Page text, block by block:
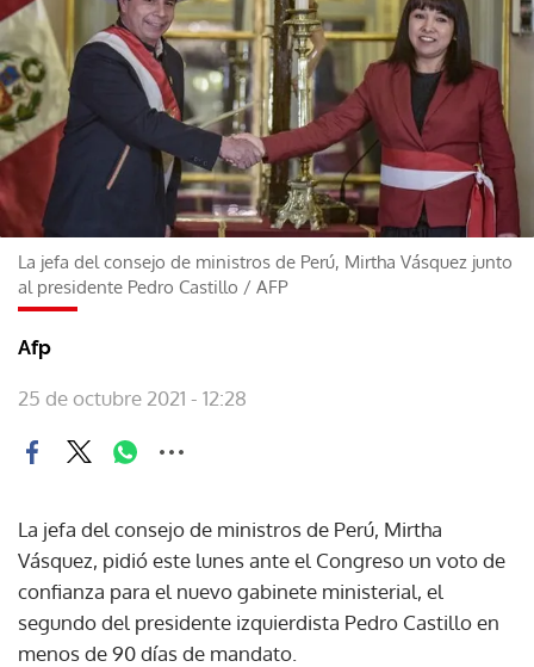
La jefa del consejo de ministros de Perú, Mirtha Vásquez junto
al presidente Pedro Castillo / AFP
Afp
25 de octubre 2021 - 12:28
La jefa del consejo de ministros de Perú, Mirtha
Vásquez, pidió este lunes ante el Congreso un voto de
confianza para el nuevo gabinete ministerial, el
segundo del presidente izquierdista Pedro Castillo en
menos de 90 días de mandato.